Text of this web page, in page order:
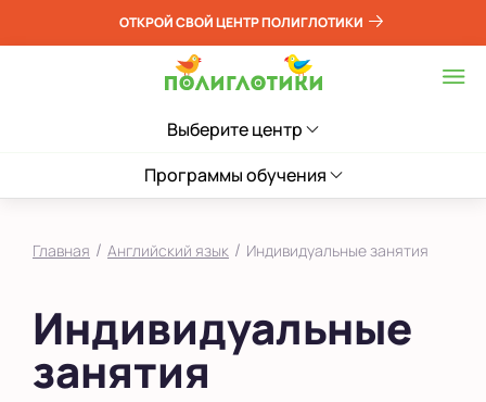
ОТКРОЙ СВОЙ ЦЕНТР ПОЛИГЛОТИКИ
Выберите центр
Программы обучения
Главная / Английский язык / Индивидуальные занятия
Индивидуальные
занятия